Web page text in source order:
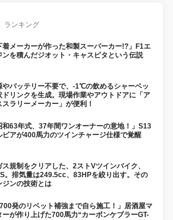
ランキング
着メーカーが作った和製スーパーカー!?」F1エ
ンを積んだジオット・キャスピタという伝説
やバッテリー不要で、-1℃の飲めるシャーベッ
ドリンクを生成。現場作業やアウトドアに「ア
スラリーメーカー」が便利！
和63年式、37年間ワンオーナーの意地！」S13
ビアが400馬力のツインチャージ仕様で覚醒
ス規制をクリアした、2ストVツインバイク、
。排気量は249.5cc、83HPを絞り出す。その
ジンの技術とは
発のリベット補強まで自ら施工！」居酒屋マ
ーが作り上げた700馬力“カーボンケブラーGT-